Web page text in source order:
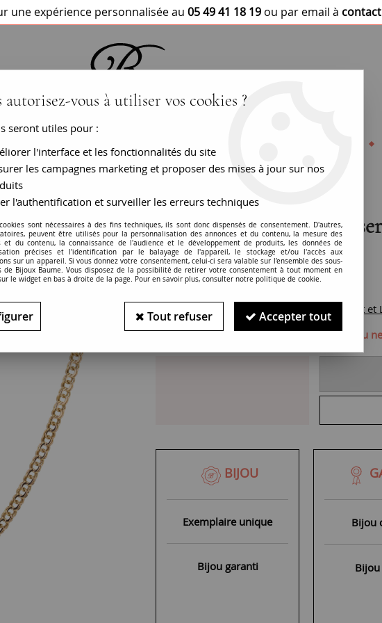
une expérience personnalisée au 05 49 41 18 19 ou par email à
Chaine or rose maille
RÉF. : 19-512
BIJOU VENDU
En savoir plus Garanties
Paiement
Bijou indisponible : Pièce unique, ce bijou
BIJOU
Exemplaire unique
Bijou garanti
Bijou
autorisez-vous à utiliser vos cookies ?
seront utiles pour :
l'interface et les fonctionnalités du site
les campagnes marketing et proposer des mises à jour sur nos
l'authentification et surveiller les erreurs techniques
sont nécessaires à des fins techniques, ils sont donc dispensés de consentement. D'autres,
peuvent être utilisés pour la personnalisation des annonces et du contenu, la mesure des
et du contenu, la connaissance de l'audience et le développement de produits, les données de
précises et l'identification par le balayage de l'appareil, le stockage et/ou l'accès aux
sur un appareil. Si vous donnez votre consentement, celui-ci sera valable sur l’ensemble des sous-
de Bijoux Baume. Vous disposez de la possibilité de retirer votre consentement à tout moment en
le widget en bas à droite de la page. Pour en savoir plus, consulter notre politique de cookie.
Tout refuser Accepter tout